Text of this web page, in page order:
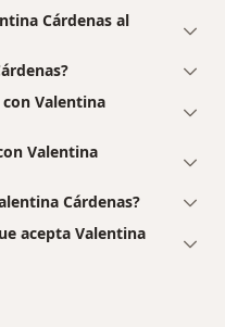
Cárdenas al
Valentina
Valentina
Cárdenas?
acepta Valentina